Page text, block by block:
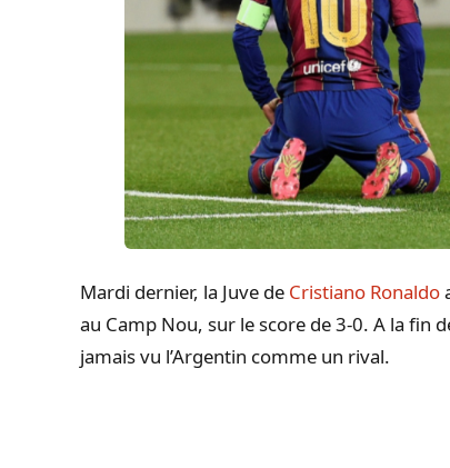
Mardi dernier, la Juve de Cristiano Ronaldo
au Camp Nou, sur le score de 3-0. A la fin
jamais vu l’Argentin comme un rival.